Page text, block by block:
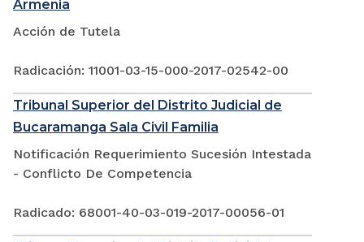
Armenia
Acción de Tutela
Radicación: 11001-03-15-000-2017-02542-00
Tribunal Superior del Distrito Judicial de
Bucaramanga Sala Civil Familia
Notificación Requerimiento Sucesión Intestada
- Conflicto De Competencia
Radicado: 68001-40-03-019-2017-00056-01